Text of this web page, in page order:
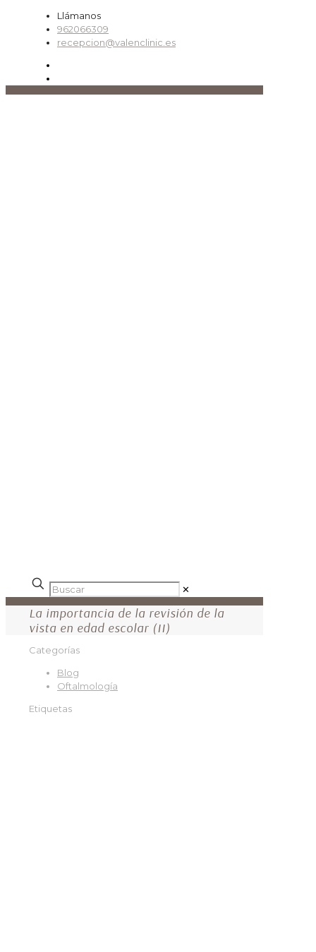
Llámanos
962066309
recepcion@valenclinic.es
✕
La importancia de la revisión de la
vista en edad escolar (II)
Categorías
Blog
Oftalmología
Etiquetas